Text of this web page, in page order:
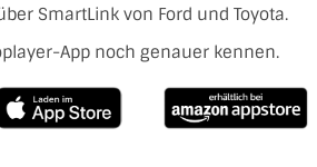
SmartLink von Ford und Toyota.
App noch genauer kennen.